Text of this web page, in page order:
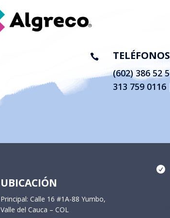
 TELÉFONOS
(602) 386 52
313 759
UBICACIÓN
Principal: Calle 16 #1A-88 Yumbo,
Valle del Cauca – COL
